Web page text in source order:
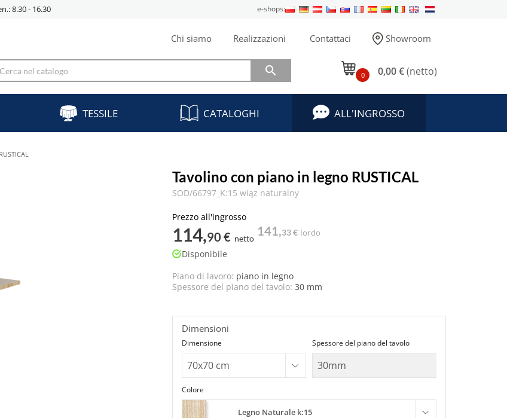
8.30 - 16.30 e-shops:
Chi siamo Realizzazioni Contattaci Showroom
 0 0,00 €(netto)
TESSILE CATALOGHI ALL'INGROSSO
Tavolino con piano in legno RUSTICAL
SOD/66797_K:15 wiąz naturalny
Prezzo all'ingrosso
114,90 € netto
141,33 € lordo
Disponibile
Piano di lavoro: piano in legno
Spessore del piano del tavolo: 30 mm
Colore
Legno Naturale k:15
Dimensione Spessore del piano del tavolo
Dimensioni